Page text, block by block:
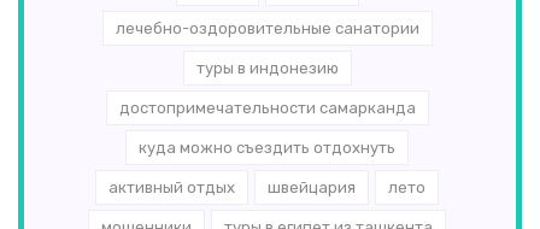
лечебно-оздоровительные санатории
туры в индонезию
достопримечательности самарканда
куда можно съездить отдохнуть
активный отдых швейцария лето